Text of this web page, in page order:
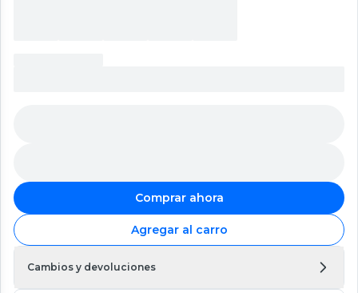
Comprar ahora
Agregar al carro
Cambios y devoluciones